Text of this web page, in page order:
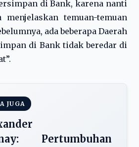
di Bank, karena nanti
temuan-temuan
ada beberapa Daerah
di Bank tidak beredar di
JUGA
Pertumbuhan